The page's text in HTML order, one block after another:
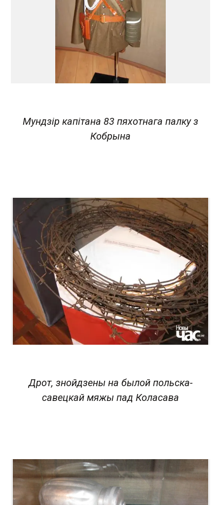
Мундзір капітана 83 пяхотнага палку з
Кобрына
Дрот, знойдзены на былой польска-
савецкай мяжы пад Коласава